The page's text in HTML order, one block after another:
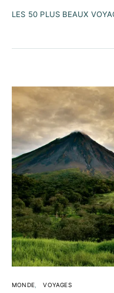
LES 50 PLUS BEAUX
MONDE VOYAGES